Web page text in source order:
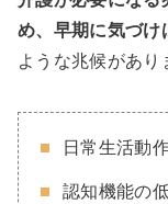
め、早期に気づけ
ような兆候があり
日常生活動
認知機能の